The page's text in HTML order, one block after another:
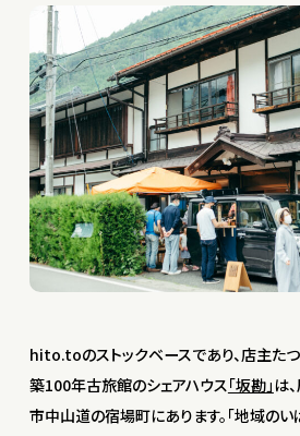
hito.toのストックベースであり、店主た
築100年古旅館のシェアハウス「坂勘」は
市中山道の宿場町にあります。「地域のい